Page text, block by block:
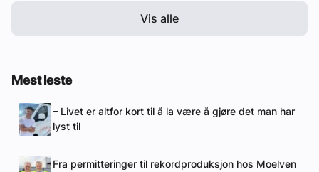
Vis alle
Mest leste
– Livet er altfor kort til å la være å gjøre det man har
lyst til
Fra permitteringer til rekordproduksjon hos Moelven